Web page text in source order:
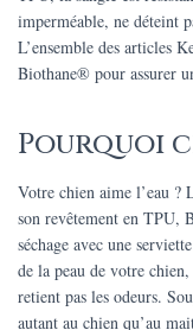
imperméable, ne déteint
L’ensemble des articles
Biothane® pour assurer
Pourquoi
Votre chien aime l’eau
son revêtement en TPU,
séchage avec une
de la peau de votre
retient pas les odeurs.
autant au chien qu’au